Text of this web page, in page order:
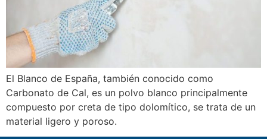
El Blanco de España, también conocido como
Carbonato de Cal, es un polvo blanco principalmente
compuesto por creta de tipo dolomítico, se trata de un
material ligero y poroso.